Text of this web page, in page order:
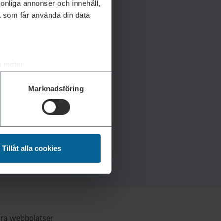
annonser och innehåll,
får använda din data
. Du kan ändra
funktioner för
information från din enhet
kombinera informationen
tjänster.
Marknadsföring
Tillåt alla cookies
webbplatser